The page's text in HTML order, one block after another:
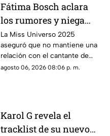
Fátima Bosch aclara
los rumores y niega
tener un romance con
Natanael Cano
La Miss Universo 2025
aseguró que no mantiene una
relación con el cantante de
corridos tumbados.
agosto 06, 2026 08:06 p. m.
Karol G revela el
tracklist de su nuevo